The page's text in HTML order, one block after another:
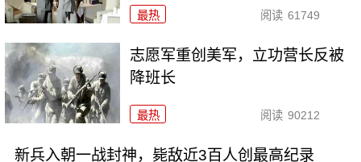
最热 阅读 61749
志愿军重创美军，立功营长反被
降班长
最热 阅读 90212
新兵入朝一战封神，毙敌近3百人创最高纪录